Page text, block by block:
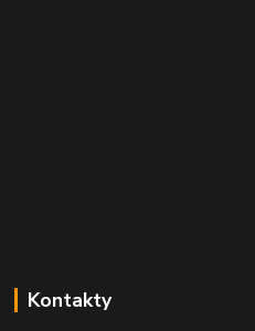
Kontakty